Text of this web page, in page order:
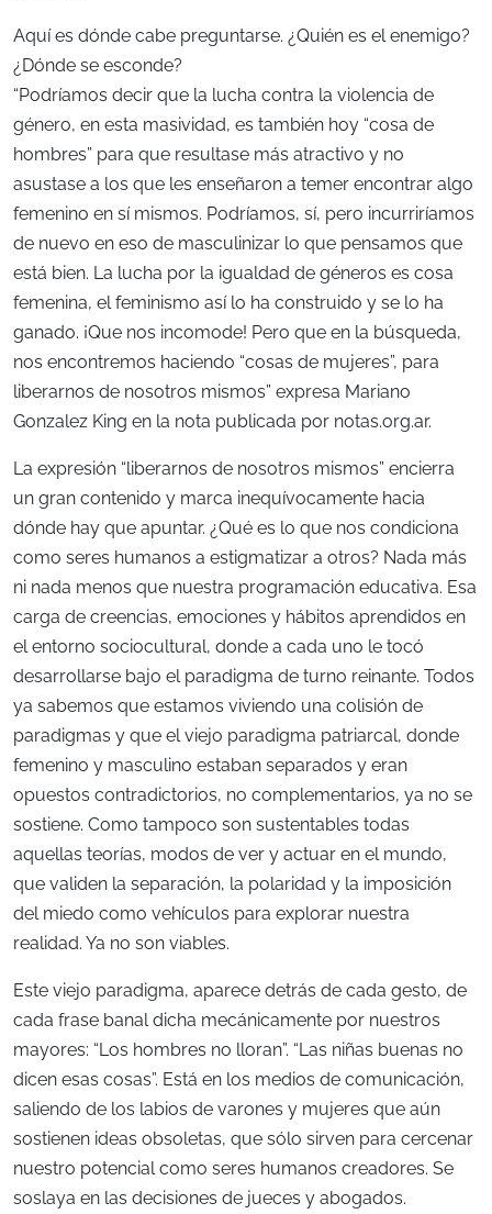
Aquí es dónde cabe preguntarse. ¿Quién es el enemigo?
¿Dónde se esconde?
“Podríamos decir que la lucha contra la violencia de
género, en esta masividad, es también hoy “cosa de
hombres” para que resultase más atractivo y no
asustase a los que les enseñaron a temer encontrar algo
femenino en sí mismos. Podríamos, sí, pero incurriríamos
de nuevo en eso de masculinizar lo que pensamos que
está bien. La lucha por la igualdad de géneros es cosa
femenina, el feminismo así lo ha construido y se lo ha
ganado. ¡Que nos incomode! Pero que en la búsqueda,
nos encontremos haciendo “cosas de mujeres”, para
liberarnos de nosotros mismos” expresa Mariano
Gonzalez King en la nota publicada por notas.org.ar.
La expresión “liberarnos de nosotros mismos” encierra
un gran contenido y marca inequívocamente hacia
dónde hay que apuntar. ¿Qué es lo que nos condiciona
como seres humanos a estigmatizar a otros? Nada más
ni nada menos que nuestra programación educativa. Esa
carga de creencias, emociones y hábitos aprendidos en
el entorno sociocultural, donde a cada uno le tocó
desarrollarse bajo el paradigma de turno reinante. Todos
ya sabemos que estamos viviendo una colisión de
paradigmas y que el viejo paradigma patriarcal, donde
femenino y masculino estaban separados y eran
opuestos contradictorios, no complementarios, ya no se
sostiene. Como tampoco son sustentables todas
aquellas teorías, modos de ver y actuar en el mundo,
que validen la separación, la polaridad y la imposición
del miedo como vehículos para explorar nuestra
realidad. Ya no son viables.
Este viejo paradigma, aparece detrás de cada gesto, de
cada frase banal dicha mecánicamente por nuestros
mayores: “Los hombres no lloran”. “Las niñas buenas no
dicen esas cosas”. Está en los medios de comunicación,
saliendo de los labios de varones y mujeres que aún
sostienen ideas obsoletas, que sólo sirven para cercenar
nuestro potencial como seres humanos creadores. Se
soslaya en las decisiones de jueces y abogados.